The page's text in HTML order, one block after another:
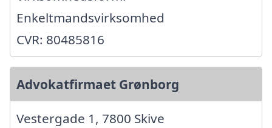
Enkeltmandsvirksomhed
CVR: 80485816
Advokatfirmaet Grønborg
Vestergade 1, 7800 Skive